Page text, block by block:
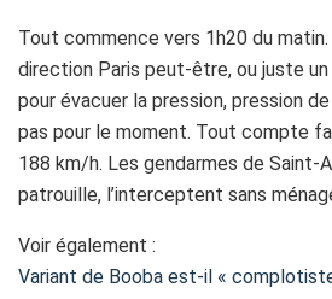
Tout commence vers 1h20 du matin.
direction Paris peut-être, ou juste
pour évacuer la pression, pression
pas pour le moment. Tout compte
188 km/h. Les gendarmes de Saint-
patrouille, l’interceptent sans
Voir également :
Variant de Booba est-il «